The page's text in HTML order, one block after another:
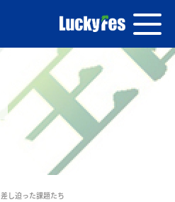
差し迫った課題たち